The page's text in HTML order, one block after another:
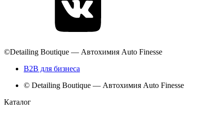
©Detailing Boutique — Автохимия Auto Finesse
B2B для бизнеса
© Detailing Boutique — Автохимия Auto Finesse
Каталог